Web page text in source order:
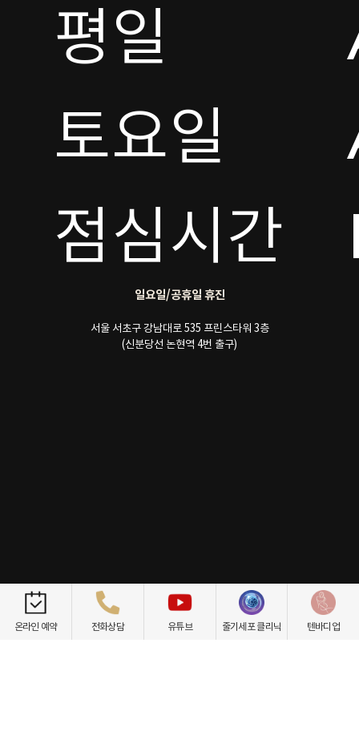
평일
토요일
점심시간
일요일/공휴일 휴진
서울 서초구 강남대로 535 프린스타워 3층
(신분당선 논현역 4번 출구)
개인정보취급방침 이용약관 환자권리장전 비급여항목
온라인 예약 전화상담 유튜브 줄기세포 클리닉 텐바디업